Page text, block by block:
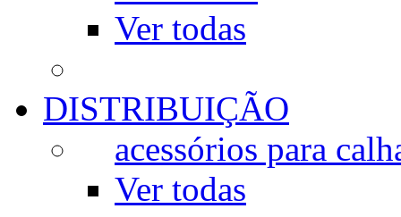
Ver todas
DISTRIBUIÇÃO
acessórios para
Ver todas